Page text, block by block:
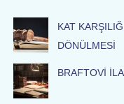
c
h
f
o
r
KAT
DÖNÜLMESİ
BRAFTOVİ